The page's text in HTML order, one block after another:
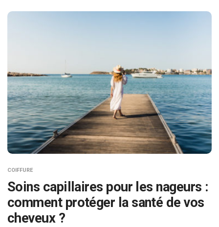
COIFFURE
Soins capillaires pour les nageurs :
comment protéger la santé de vos
cheveux ?